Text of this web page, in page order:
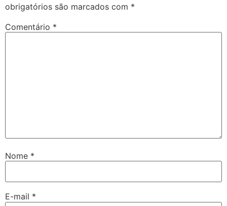
obrigatórios são marcados com *
Comentário *
Nome *
E-mail *